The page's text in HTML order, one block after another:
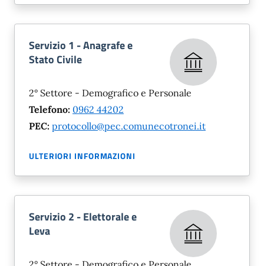
Servizio 1 - Anagrafe e
Stato Civile
2° Settore - Demografico e Personale
Telefono: 0962 44202
PEC: protocollo@pec.comunecotronei.it
ULTERIORI INFORMAZIONI
Servizio 2 - Elettorale e
Leva